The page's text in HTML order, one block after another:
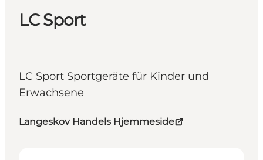
LC Sport
LC Sport Sportgeräte für Kinder und
Erwachsene
Langeskov Handels Hjemmeside